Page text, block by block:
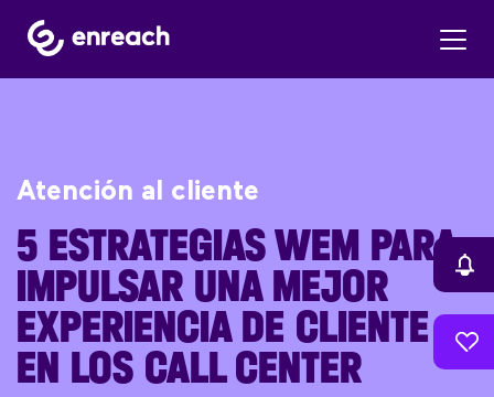
Atención al cliente
5 ESTRATEGIAS WEM PARA
IMPULSAR UNA MEJOR
EXPERIENCIA DE CLIENTE
EN LOS CALL CENTER